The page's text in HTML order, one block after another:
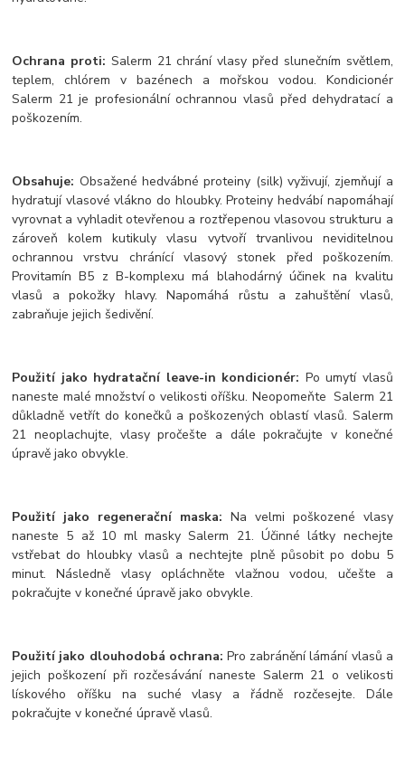
Ochrana proti: Salerm 21 chrání vlasy před slunečním světlem,
teplem, chlórem v bazénech a mořskou vodou. Kondicionér
Salerm 21 je profesionální ochrannou vlasů před dehydratací a
poškozením.
Obsahuje: Obsažené hedvábné proteiny (silk) vyživují, zjemňují a
hydratují vlasové vlákno do hloubky. Proteiny hedvábí napomáhají
vyrovnat a vyhladit otevřenou a roztřepenou vlasovou strukturu a
zároveň kolem kutikuly vlasu vytvoří trvanlivou neviditelnou
ochrannou vrstvu chránící vlasový stonek před poškozením.
Provitamín B5 z B-komplexu má blahodárný účinek na kvalitu
vlasů a pokožky hlavy. Napomáhá růstu a zahuštění vlasů,
zabraňuje jejich šedivění.
Použití jako hydratační leave-in kondicionér: Po umytí vlasů
naneste malé množství o velikosti oříšku. Neopomeňte Salerm 21
důkladně vetřít do konečků a poškozených oblastí vlasů. Salerm
21 neoplachujte, vlasy pročešte a dále pokračujte v konečné
úpravě jako obvykle.
Použití jako regenerační maska: Na velmi poškozené vlasy
naneste 5 až 10 ml masky Salerm 21. Účinné látky nechejte
vstřebat do hloubky vlasů a nechtejte plně působit po dobu 5
minut. Následně vlasy opláchněte vlažnou vodou, učešte a
pokračujte v konečné úpravě jako obvykle.
Použití jako dlouhodobá ochrana: Pro zabránění lámání vlasů a
jejich poškození při rozčesávání naneste Salerm 21 o velikosti
lískového oříšku na suché vlasy a řádně rozčesejte. Dále
pokračujte v konečné úpravě vlasů.